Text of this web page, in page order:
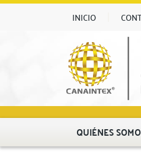
INICIO
QUIÉNES